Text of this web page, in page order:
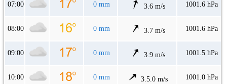
07:00 0 mm 3.6 m/s 1001.6 hPa
08:00 0 mm 3.7 m/s 1001.6 hPa
09:00 0 mm 3.9 m/s 1001.5 hPa
10:00 0 mm 3.5.0 m/s 1001.0 hPa